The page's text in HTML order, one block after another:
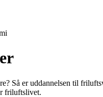
Så er uddannelsen til
friluftslivet.